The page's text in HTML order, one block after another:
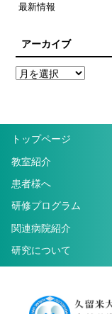
最新情報
アーカイブ
トップページ
教室紹介
患者様へ
研修プログラム
関連病院紹介
研究について